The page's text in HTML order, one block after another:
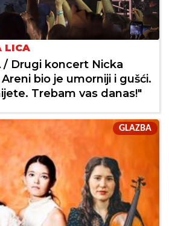
LICA
/ Drugi koncert Nicka
bio je umorniji i gušći.
Trebam vas danas!"
GLAZBA